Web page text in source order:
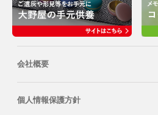
会社概要
個人情報保護方針